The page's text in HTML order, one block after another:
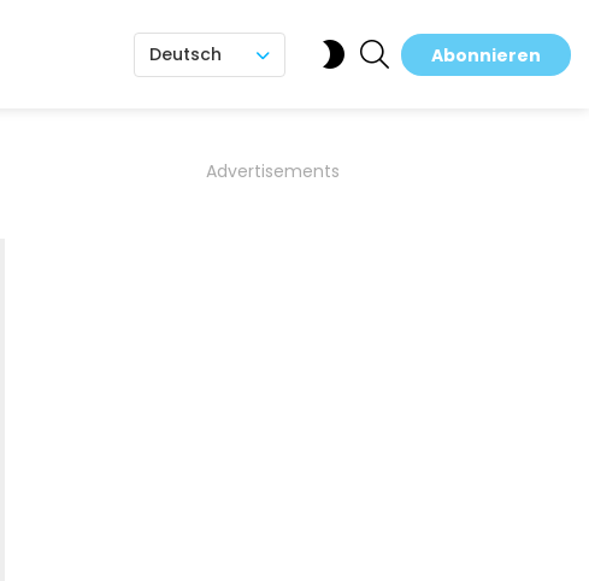
Deutsch
SWITCHSEARCH
Abonnieren
Advertisements